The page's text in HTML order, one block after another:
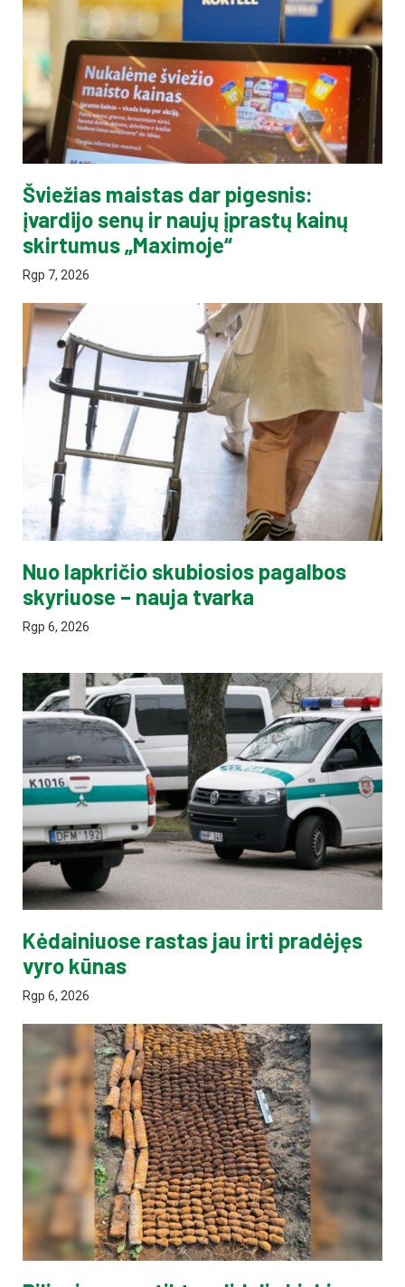
Šviežias maistas dar pigesnis:
įvardijo senų ir naujų įprastų kainų
skirtumus „Maximoje“
Rgp 7, 2026
Nuo lapkričio skubiosios pagalbos
skyriuose – nauja tvarka
Rgp 6, 2026
Kėdainiuose rastas jau irti pradėjęs
vyro kūnas
Rgp 6, 2026